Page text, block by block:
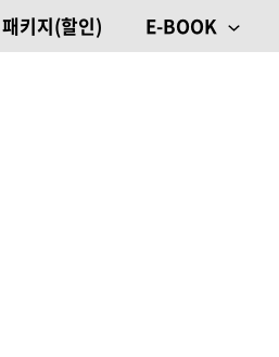
키지(할인) E-BOOK